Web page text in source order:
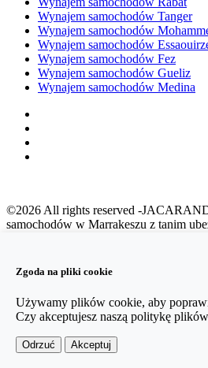
Wynajem samochodów Tanger
Wynajem samochodów
Wynajem samochodów
Wynajem samochodów Fez
Wynajem samochodów Gueliz
Wynajem samochodów Medina
©2026 All rights reserved -
samochodów w Marrakeszu z tanim
Powered By:
2
Zgoda na pliki cookie
Używamy plików cookie, aby
Czy akceptujesz naszą politykę
Odrzuć Akceptuj